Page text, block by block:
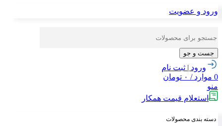
ورود و عضویت
جست و جو
ورود | ثبت نام
0 موارد / ۰ تومان
منو
استعلام قیمت همکار
دسته بندی محصولات